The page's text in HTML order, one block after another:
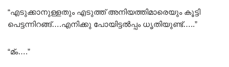
“എടുക്കാനുള്ളതും എടുത്ത് അനിയത്തിമാരെയും കൂട്ടി
പെട്ടന്നിറങ്ങ്….എനിക്കു പോയിട്ടൽപ്പം ധൃതിയുണ്ട്…..”
“മ്ം….”